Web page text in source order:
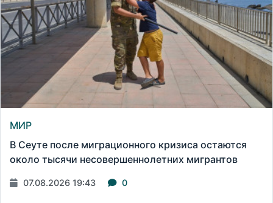
МИР
В Сеуте после миграционного кризиса остаются
около тысячи несовершеннолетних мигрантов
07.08.2026 19:43 0